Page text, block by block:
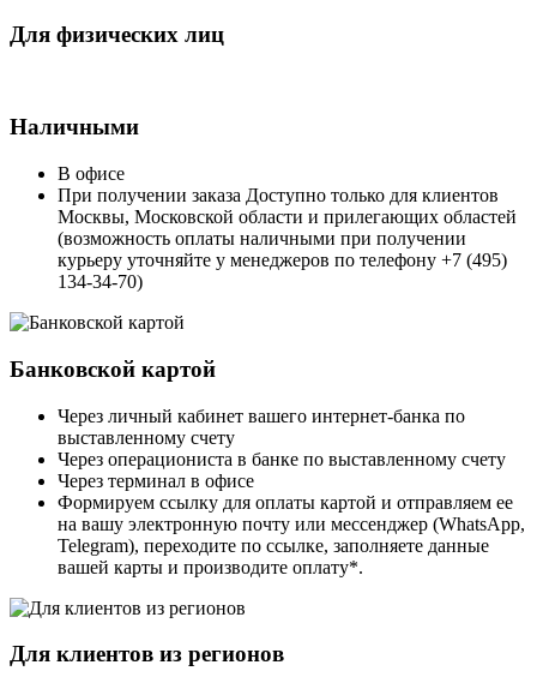
Для физических лиц
Наличными
В офисе
При получении заказа Доступно только для клиентов
Москвы, Московской области и прилегающих областей
(возможность оплаты наличными при получении
курьеру уточняйте у менеджеров по телефону +7 (495)
134-34-70)
Банковской картой
Через личный кабинет вашего интернет-банка по
выставленному счету
Через операциониста в банке по выставленному счету
Через терминал в офисе
Формируем ссылку для оплаты картой и отправляем ее
на вашу электронную почту или мессенджер (WhatsApp,
Telegram), переходите по ссылке, заполняете данные
вашей карты и производите оплату*.
Для клиентов из регионов